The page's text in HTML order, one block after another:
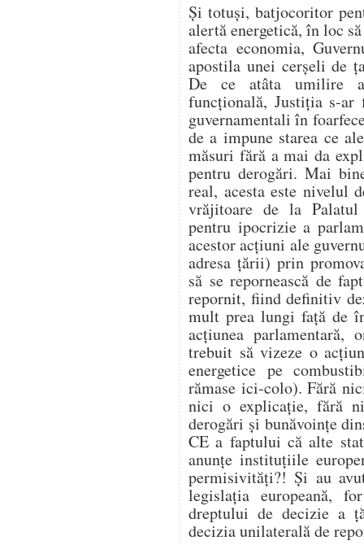
Și totuși, batjocoritor
alertă energetică, în loc
afecta economia,
apostila unei cerșeli de
De ce atâta umilire
funcțională, Justiția s-
guvernamentali în
de a impune starea ce
măsuri fără a mai da
pentru derogări. Mai
real, acesta este nivelul
vrăjitoare de la
pentru ipocrizie a
acestor acțiuni ale
adresa țării) prin
să se repornească de
repornit, fiind definitiv
mult prea lungi față de
acțiunea
trebuit să vizeze o
energetice pe
rămase ici-colo). Fără
nici o explicație, fără
derogări și bunăvoințe
CE a faptului că alte
anunțe instituțiile
permisivități?! Și au
legislația europeană,
dreptului de decizie a
decizia unilaterală de